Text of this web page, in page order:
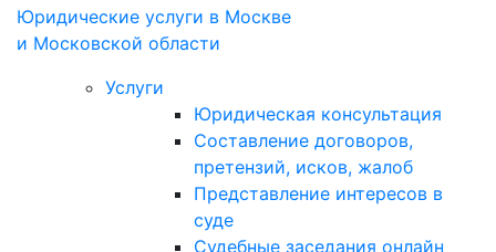
Юридические услуги в Моcкве
и Московской области
Услуги
Юридическая консультация
Составление договоров,
претензий, исков, жалоб
Представление интересов в
суде
Судебные заседания онлайн